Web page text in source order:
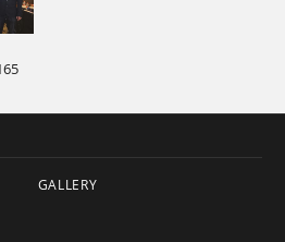
GALLERY